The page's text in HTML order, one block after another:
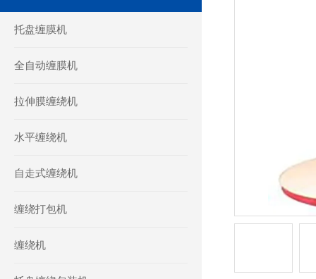
托盘缠膜机
全自动缠膜机
拉伸膜缠绕机
水平缠绕机
自走式缠绕机
缠绕打包机
缠绕机